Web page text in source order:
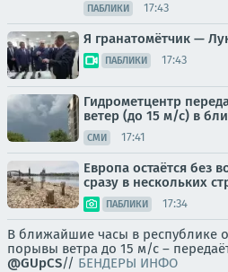
ПАБЛИКИ 17:43
Я гранатомётчик —
ПАБЛИКИ 17:43
Гидрометцентр
ветер (до 15 м/с) в
СМИ 17:41
Европа остаётся без
сразу в нескольких
ПАБЛИКИ 17:34
В ближайшие часы в республике
порывы ветра до 15 м/с –
@GUpCS// БЕНДЕРЫ ИНФО